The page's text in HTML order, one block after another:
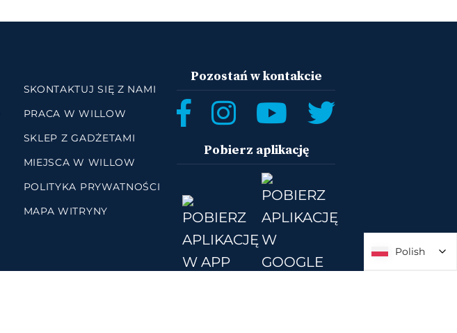
SKONTAKTUJ SIĘ Z NAMI
PRACA W WILLOW
SKLEP Z GADŻETAMI
MIEJSCA W WILLOW
POLITYKA PRYWATNOŚCI
MAPA WITRYNY
Pozostań w kontakcie
Pobierz aplikację
Polish
Polish